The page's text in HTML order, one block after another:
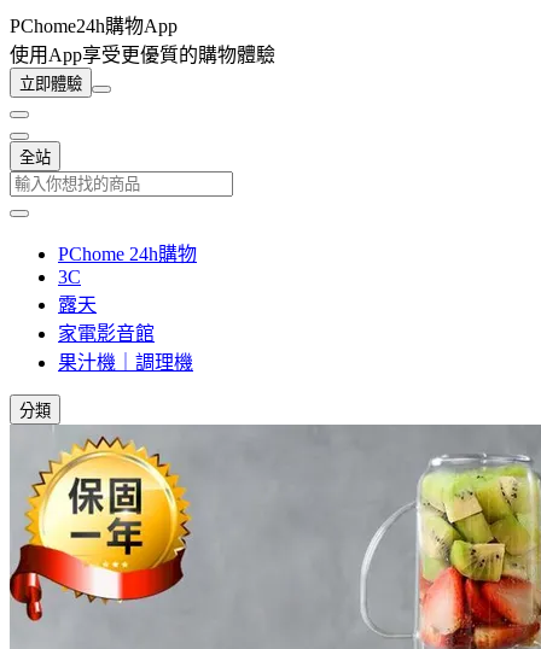
PChome24h購物App
使用App享受更優質的購物體驗
立即體驗
全站
PChome 24h購物
3C
露天
家電影音館
果汁機｜調理機
分類